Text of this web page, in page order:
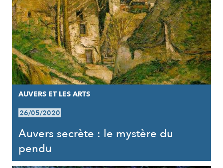
AUVERS ET LES ARTS
26/05/2020
Auvers secrète : le mystère du
pendu